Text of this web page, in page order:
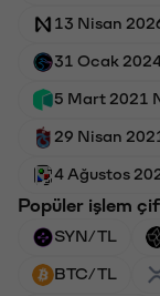
13 Nisan
31 Ocak
5 Mart 2021
29 Nisan
4 Ağustos
Popüler işlem
SYN/TL
BTC/TL